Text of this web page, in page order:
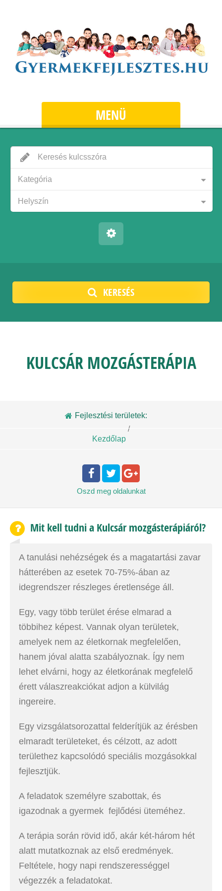
MENÜ
Kategória
Helyszín
KERESÉS
KULCSÁR MOZGÁSTERÁPIA
Fejlesztési területek:
Kezdőlap
/
Oszd meg oldalunkat
Mit kell tudni a Kulcsár mozgásterápiáról?
A tanulási nehézségek és a magatartási zavar
hátterében az esetek 70-75%-ában az
idegrendszer részleges éretlensége áll.
Egy, vagy több terület érése elmarad a
többihez képest. Vannak olyan területek,
amelyek nem az életkornak megfelelően,
hanem jóval alatta szabályoznak. Így nem
lehet elvárni, hogy az életkorának megfelelő
érett válaszreakciókat adjon a külvilág
ingereire.
Egy vizsgálatsorozattal felderítjük az érésben
elmaradt területeket, és célzott, az adott
területhez kapcsolódó speciális mozgásokkal
fejlesztjük.
A feladatok személyre szabottak, és
igazodnak a gyermek fejlődési üteméhez.
A terápia során rövid idő, akár két-három hét
alatt mutatkoznak az első eredmények.
Feltétele, hogy napi rendszerességgel
végezzék a feladatokat.